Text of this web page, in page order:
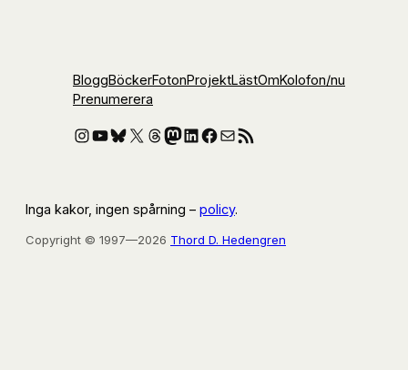
BloggBöckerFotonProjektLästOmKolofon/nu
Prenumerera
Instagram
YouTube
Bluesky
X Threads
Mastodon
LinkedIn
Facebook
E-postRSS-flöde
Inga kakor, ingen spårning – policy.
Copyright © 1997—2026 Thord D. Hedengren